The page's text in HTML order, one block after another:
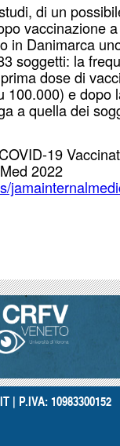
di un
vaccinazione
in Danimarca
soggetti: la
dose di
100.000) e dopo
a quella dei
19
2022
| P.IVA: 10983300152